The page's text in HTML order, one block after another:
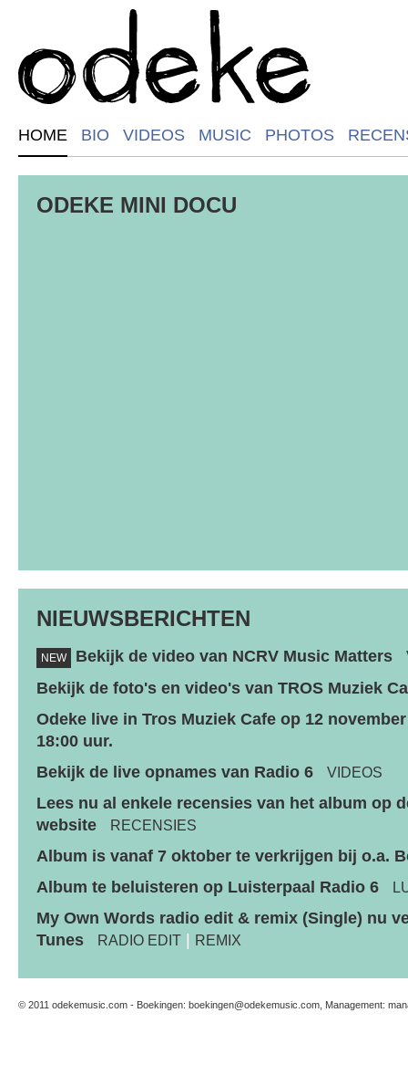
HOME BIO VIDEOS MUSIC PHOTOS
ODEKE MINI DOCU
NIEUWSBERICHTEN
NEW Bekijk de video van NCRV Music Matters
Bekijk de foto's en video's van TROS Muziek
Odeke live in Tros Muziek Cafe op 12
18:00 uur.
Bekijk de live opnames van Radio 6
VIDEOS
Lees nu al enkele recensies van het album op
website
RECENSIES
Album is vanaf 7 oktober te verkrijgen bij o.a.
Album te beluisteren op Luisterpaal Radio 6
My Own Words radio edit & remix (Single) nu
Tunes
RADIO EDIT REMIX
© 2011 odekemusic.com - Boekingen: boekingen@odekemusic.com , Management: